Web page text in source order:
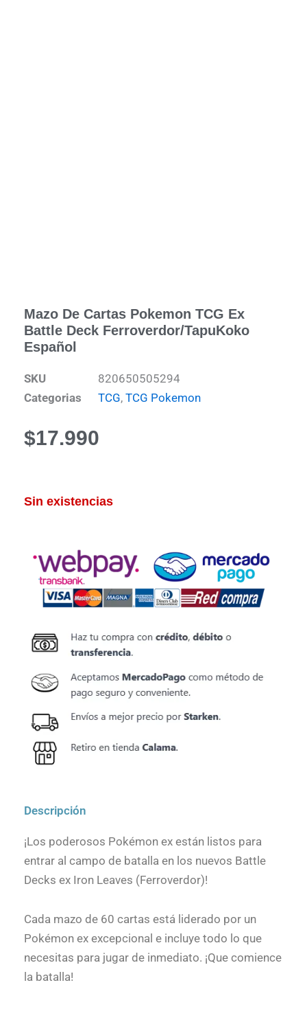
Mazo De Cartas Pokemon TCG Ex
Battle Deck Ferroverdor/tapuKoko
Español
SKU
820650505294
Categorias
TCG, TCG Pokemon
$17.990
Sin existencias
Descripción
¡Los poderosos Pokémon ex están listos para
entrar al campo de batalla en los nuevos Battle
Decks ex Iron Leaves (Ferroverdor)!
Cada mazo de 60 cartas está liderado por un
Pokémon ex excepcional e incluye todo lo que
necesitas para jugar de inmediato. ¡Que comience
la batalla!